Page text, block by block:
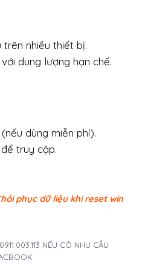
nhiều thiết bị.
dung lượng hạn chế.
dùng miễn phí).
truy cập.
phục dữ liệu khi reset win
NẾU CÓ NHU CẦU